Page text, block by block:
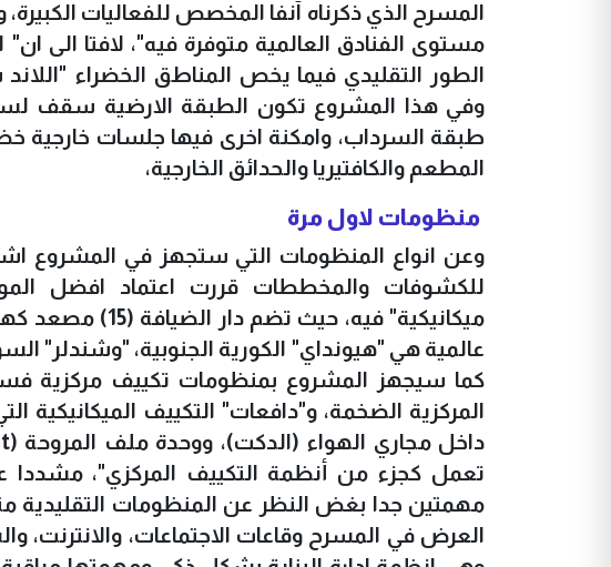
المسرح الذي ذكرناه آنفا المخصص للفعاليات
مستوى الفنادق العالمية متوفرة فيه"، لافتا الى
الطور التقليدي فيما يخص المناطق الخضراء
وفي هذا المشروع تكون الطبقة الارضية سقف
طبقة السرداب، وامكنة اخرى فيها جلسات خارجية
المطعم والكافتيريا والحدائق الخارجية،
منظومات لاول مرة
وعن انواع المنظومات التي ستجهز في المشروع
للكشوفات والمخططات قررت اعتماد افضل
ميكانيكية" فيه،
عالمية هي "هيونداي" الكورية الجنوبية، "وشندلر"
المركزية الضخمة، و"دافعات" التكييف الميكانيكية
تعمل كجزء من أنظمة التكييف المركزي"،
مهمتين جدا بغض النظر عن المنظومات التقليدية